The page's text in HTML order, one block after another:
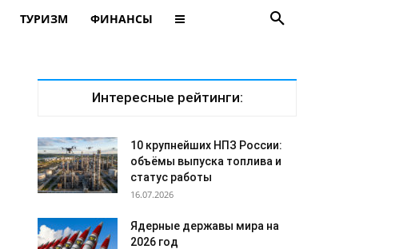
ТУРИЗМ ФИНАНСЫ
Интересные рейтинги:
10 крупнейших НПЗ России:
объёмы выпуска топлива и
статус работы
16.07.2026
Ядерные державы мира на
2026 год